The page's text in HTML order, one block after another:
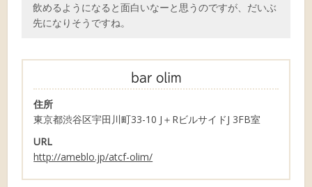
飲めるようになると面白いなーと思うのですが、だいぶ
先になりそうですね。
bar olim
住所
東京都渋谷区宇田川町33-10 J＋RビルサイドJ 3FB室
URL
http://ameblo.jp/atcf-olim/